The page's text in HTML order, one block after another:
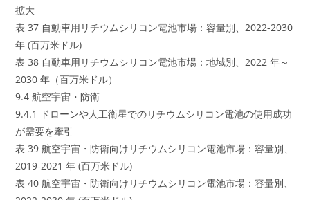
拡大
表 37 自動車用リチウムシリコン電池市場：容量別、2022-2030
年 (百万米ドル)
表 38 自動車用リチウムシリコン電池市場：地域別、2022 年～
2030 年（百万米ドル）
9.4 航空宇宙・防衛
9.4.1 ドローンや人工衛星でのリチウムシリコン電池の使用成功
が需要を牽引
表 39 航空宇宙・防衛向けリチウムシリコン電池市場：容量別、
2019-2021 年 (百万米ドル)
表 40 航空宇宙・防衛向けリチウムシリコン電池市場：容量別、